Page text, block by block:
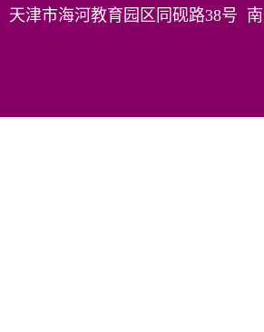
天津市海河教育园区同砚路38号